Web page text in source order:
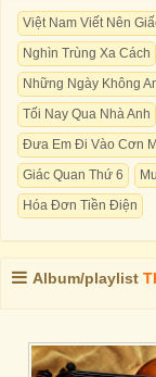
Việt Nam Viết Nên
Nghìn Trùng Xa Cách
Những Ngày Không
Tối Nay Qua Nhà Anh
Đưa Em Đi Vào Cơn
Giác Quan Thứ 6
Hóa Đơn Tiền Điện
Album/playlist